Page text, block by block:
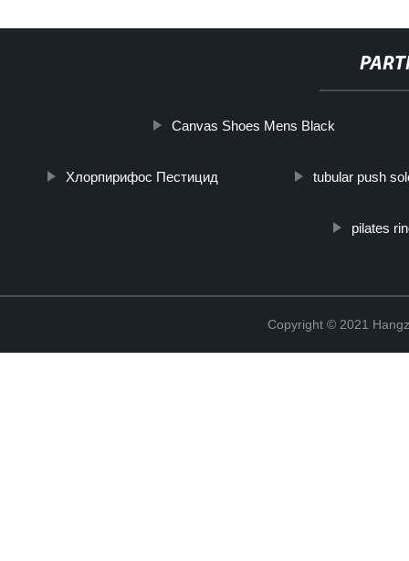
Canvas Shoes Mens Black
Хлорпирифос Пестицид tubular push
pilates
Copyright © 2021